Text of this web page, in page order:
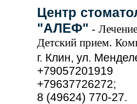
Центр
"АЛЕФ" -
Детский прием.
г. Клин, ул.
+79057201919
+79637726272;
8 (49624) 770-27.